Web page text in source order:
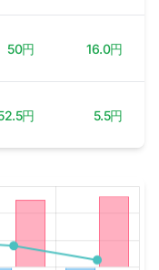
50円 16.0円
円 5.5円